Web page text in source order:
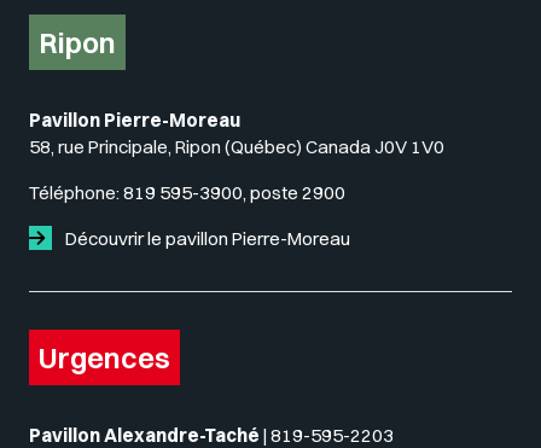
Ripon
Pavillon Pierre-Moreau
58, rue Principale, Ripon (Québec) Canada J0V 1V0
Téléphone: 819 595-3900, poste 2900
Découvrir le pavillon Pierre-Moreau
Urgences
Pavillon Alexandre-Taché | 819-595-2203